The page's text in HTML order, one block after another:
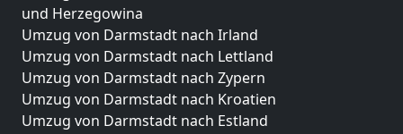
und Herzegowina
Umzug von Darmstadt nach Irland
Umzug von Darmstadt nach Lettland
Umzug von Darmstadt nach Zypern
Umzug von Darmstadt nach Kroatien
Umzug von Darmstadt nach Estland